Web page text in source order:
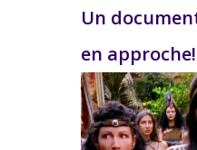
Un
en approche!